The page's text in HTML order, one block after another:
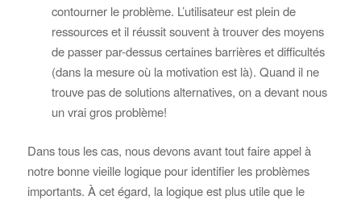
contourner le problème. L’utilisateur est plein de
ressources et il réussit souvent à trouver des moyens
de passer par-dessus certaines barrières et difficultés
(dans la mesure où la motivation est là). Quand il ne
trouve pas de solutions alternatives, on a devant nous
un vrai gros problème!
Dans tous les cas, nous devons avant tout faire appel à
notre bonne vieille logique pour identifier les problèmes
importants. À cet égard, la logique est plus utile que le